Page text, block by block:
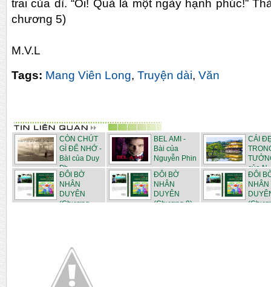
trai của dì. “Ôi! Quả là một ngày hạnh phúc!”
chương 5)
M.V.L
Tags: Mang Viên Long, Truyện dài, Văn
CÒN CHÚT
GÌ ĐỂ NHỚ -
BàI của Duy
Ph...
BEL AMI -
Bài của
Nguyễn Phin
CÁI
của
ĐÔI BỜ
NHÂN
DUYÊN
(Chương
ĐÔI BỜ
NHÂN
DUYÊN
(Chương 9) -
ĐÔI
NHÂN